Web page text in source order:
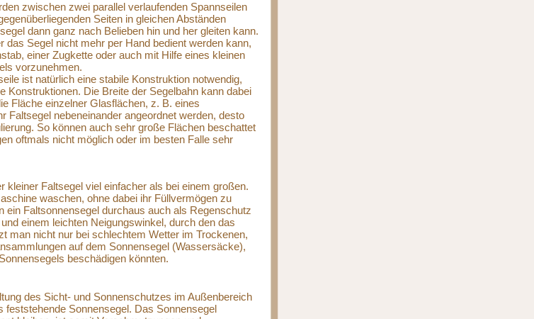
zwischen zwei parallel verlaufenden Spannseilen
Seiten in gleichen Abständen
dann ganz nach Belieben hin und her gleiten kann.
Segel nicht mehr per Hand bedient werden kann,
einer Zugkette oder auch mit Hilfe eines kleinen
vorzunehmen.
ist natürlich eine stabile Konstruktion notwendig,
Konstruktionen. Die Breite der Segelbahn kann dabei
Fläche einzelner Glasflächen, z. B. eines
Faltsegel nebeneinander angeordnet werden, desto
So können auch sehr große Flächen beschattet
oftmals nicht möglich oder im besten Falle sehr
Faltsegel viel einfacher als bei einem großen.
waschen, ohne dabei ihr Füllvermögen zu
ein Faltsonnensegel durchaus auch als Regenschutz
und einem leichten Neigungswinkel, durch den das
man nicht nur bei schlechtem Wetter im Trockenen,
auf dem Sonnensegel (Wassersäcke),
beschädigen könnten.
des Sicht- und Sonnenschutzes im Außenbereich
feststehende Sonnensegel. Das Sonnensegel